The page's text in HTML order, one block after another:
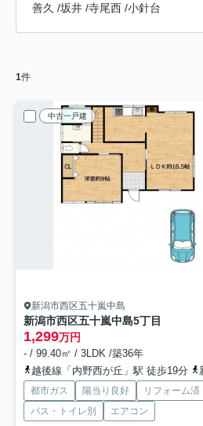
善久 /坂井 /寺尾西 /小針台
1件
中古一戸建
新潟市西区五十嵐中島
新潟市西区五十嵐中島5丁目
1,299万円
- / 99.40㎡ / 3LDK /築36年
越後線「内野西が丘」駅 徒歩19分
都市ガス 陽当り良好 リフォーム済
バス・トイレ別
エアコン